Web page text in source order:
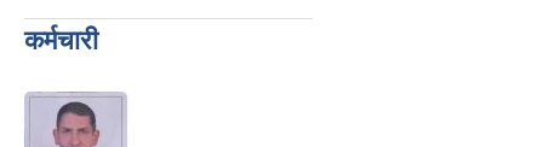
कर्मचारी